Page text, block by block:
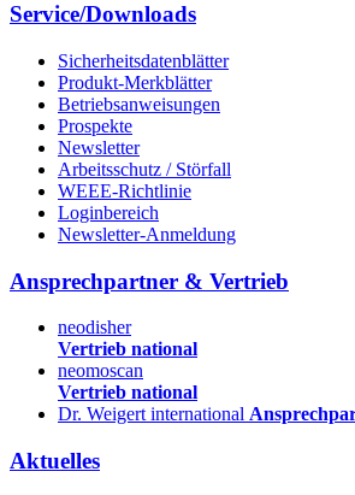
Service/Downloads
Sicherheitsdatenblätter
Produkt-Merkblätter
Betriebsanweisungen
Prospekte
Newsletter
Arbeitsschutz / Störfall
WEEE-Richtlinie
Loginbereich
Newsletter-Anmeldung
Ansprechpartner & Vertrieb
neodisher
Vertrieb national
neomoscan
Vertrieb national
Dr. Weigert international
Aktuelles